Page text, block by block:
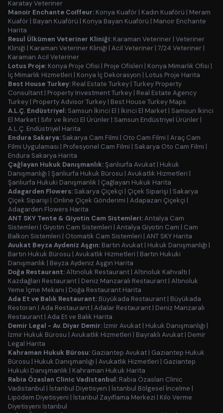
Karatay Veteriner
Manoir Enchante Coiffeur: Konya Kuaför | Kadın Kuaförü | Meram
Kuaför | Bayan Kuaförü | Konya Bayan Kuaförü | Manoir Enchante
Harita
Resul Ülkümen Veteriner Kliniği: Karaman Veteriner | Veteriner
Kliniği | Karaman Veteriner Kliniği | Acil Veteriner | 7/24 Veteriner |
Karaman Acil Veteriner
Lotus Proje: Konya Proje Ofisi | Proje Ofisleri | Konya Mimarlık Ofisi |
İç Mimarlık Hizmetleri | Konya İç Dekorasyon | Lotus Proje Harita
Best House Turkey: Real Estate Turkey | Turkey Property
Consultant | Property Investment Turkey | Real Estate Agency
Turkey | Property Advisor Turkey | Best House Turkey Maps
A.L.Ç. Endüstriyel: Samsun İkinci El | İkinci El Market | Samsun İkinci
El Market | Sıfır ve İkinci El Ürünler | Samsun Endüstriyel Ürünler |
A.L.Ç. Endüstriyel Harita
Endura Sakarya: Sakarya Cam Filmi | Oto Cam Filmi | Araç Cam
Filmi Uygulaması | Profesyonel Cam Filmi | Sakarya Oto Cam Filmi |
Endura Sakarya Harita
Çağlayan Hukuk Danışmanlık:Şanlıurfa Avukat | Hukuk
Danışmanlığı | Şanlıurfa Hukuk Bürosu | Avukatlık Hizmetleri |
Şanlıurfa Hukuki Danışmanlık | Çağlayan Hukuk Harita
Adagarden Flowers: Sakarya Çiçekçi | Çiçek Siparişi | Sakarya
Çiçek Siparişi | Online Çiçek Gönderimi | Adapazarı Çiçekçi |
Adagarden Flowers Harita
ANT SKY Tente & Giyotin Cam Sistemleri:Antalya Cam
Sistemleri | Giyotin Cam Sistemleri | Antalya Giyotin Cam | Cam
Balkon Sistemleri | Otomatik Cam Sistemleri | ANT SKY Harita
Avukat Beyza Aydeniz Aşgın: Bartın Avukat | Hukuk Danışmanlığı |
Bartın Hukuk Bürosu | Avukatlık Hizmetleri | Bartın Hukuki
Danışmanlık | Beyza Aydeniz Aşgın Harita
Doğa Restaurant:Altınoluk Restaurant | Altınoluk Kahvaltı |
Kazdağları Restaurant | Deniz Manzaralı Restaurant | Altınoluk
Yeme İçme Mekanı | Doğa Restaurant Harita
Ada Et ve Balık Restaurant: Büyükada Restaurant | Büyükada
Restoran | Ada Restaurant | Adalar Restaurant | Deniz Manzaralı
Restaurant | Ada Et ve Balık Harita
Demir Legal - Av. Diyar Demir: İzmir Avukat | Hukuk Danışmanlığı |
İzmir Hukuk Bürosu | Avukatlık Hizmetleri | Bayraklı Avukat | Demir
Legal Harita
Kahraman Hukuk Bürosu: Gaziantep Avukat | Gaziantep Hukuk
Bürosu | Hukuk Danışmanlığı | Avukatlık Hizmetleri | Gaziantep
Hukuki Danışmanlık | Kahraman Hukuk Harita
Rabia Özaslan Clinic Vadistanbul: Rabia Özaslan Clinic
Vadistanbul | İstanbul Diyetisyen | İstanbul Bölgesel İncelme |
Lipödem Diyetisyeni | İstanbul Zayıflama Merkezi | Kilo Verme
Diyetisyeni İstanbul